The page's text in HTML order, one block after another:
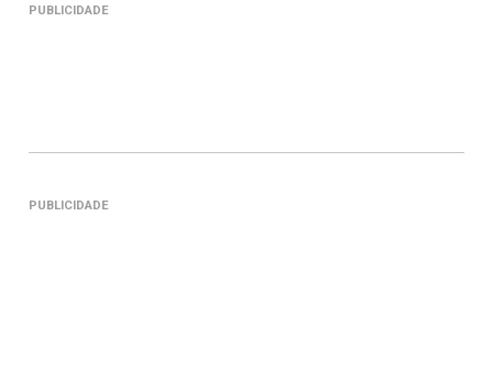
PUBLICIDADE
PUBLICIDADE